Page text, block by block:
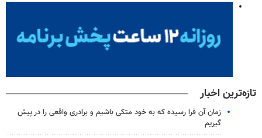
تازه‌ترین اخبار
زمان آن فرا رسیده که به خود متکی باشیم و برادری واقعی را در پیش
گیریم